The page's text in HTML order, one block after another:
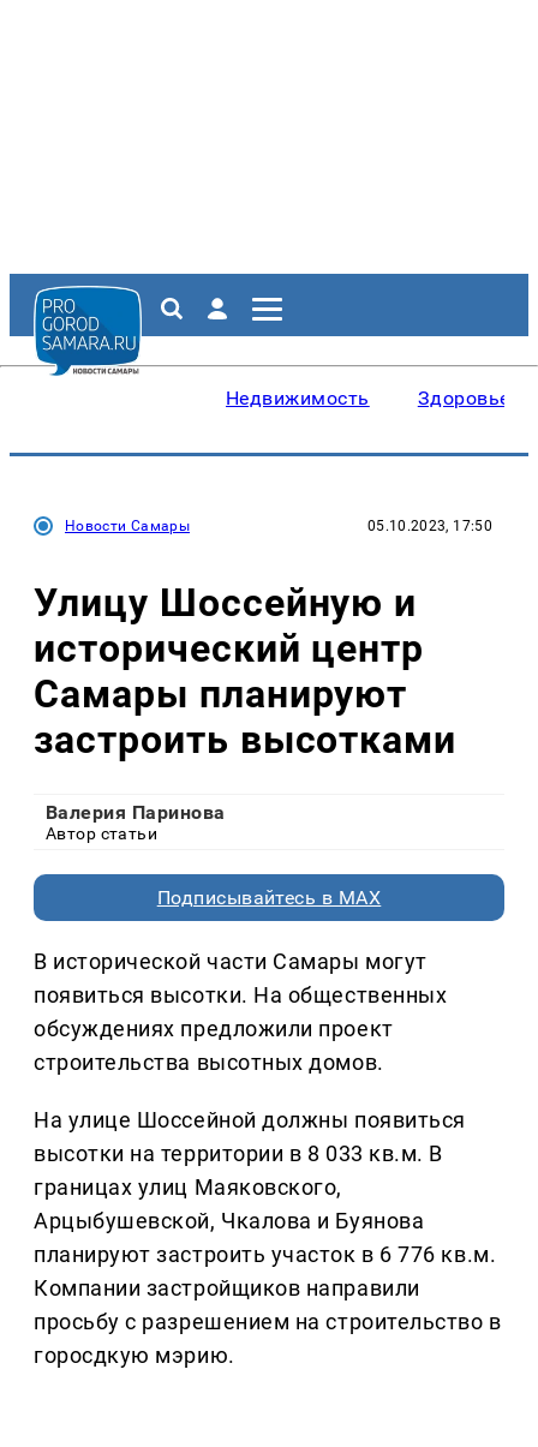
Недвижимость Здоровье
Новости Самары 05.10.2023, 17:50
Улицу Шоссейную и
исторический центр
Самары планируют
застроить высотками
Валерия Паринова
Автор статьи
Подписывайтесь в MAX
В исторической части Самары могут
появиться высотки. На общественных
обсуждениях предложили проект
строительства высотных домов.
На улице Шоссейной должны появиться
высотки на территории в 8 033 кв.м. В
границах улиц Маяковского,
Арцыбушевской, Чкалова и Буянова
планируют застроить участок в 6 776 кв.м.
Компании застройщиков направили
просьбу с разрешением на строительство в
горосдкую мэрию.